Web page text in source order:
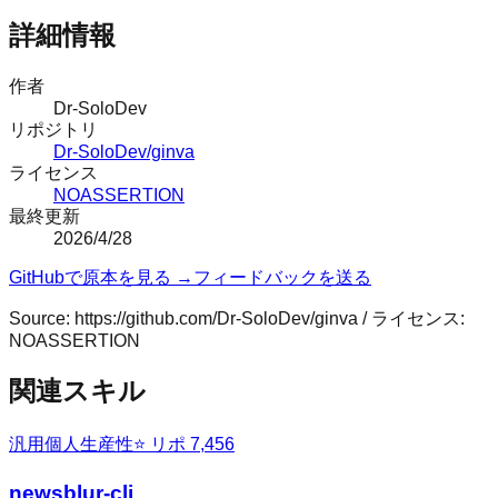
詳細情報
作者
Dr-SoloDev
リポジトリ
Dr-SoloDev/ginva
ライセンス
NOASSERTION
最終更新
2026/4/28
GitHubで原本を見る → フィードバックを送る
Source: https://github.com/Dr-SoloDev/ginva / ライセンス:
NOASSERTION
関連スキル
汎用個人生産性⭐ リポ 7,456
newsblur-cli